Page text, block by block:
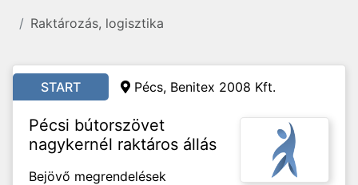
Raktározás, logisztika
START Pécs, Benitex 2008 Kft.
Pécsi bútorszövet
nagykernél raktáros állás
Bejövő megrendelések